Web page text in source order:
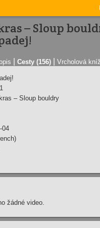
– Sloup
Cesty (156) Vrcholová
1
– Sloup bouldry
04
žádné video.